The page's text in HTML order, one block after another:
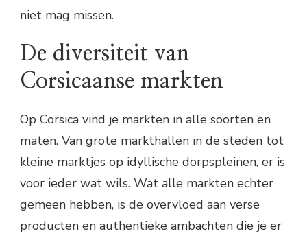
niet mag missen.
De diversiteit van
Corsicaanse markten
Op Corsica vind je markten in alle soorten en
maten. Van grote markthallen in de steden tot
kleine marktjes op idyllische dorpspleinen, er is
voor ieder wat wils. Wat alle markten echter
gemeen hebben, is de overvloed aan verse
producten en authentieke ambachten die je er